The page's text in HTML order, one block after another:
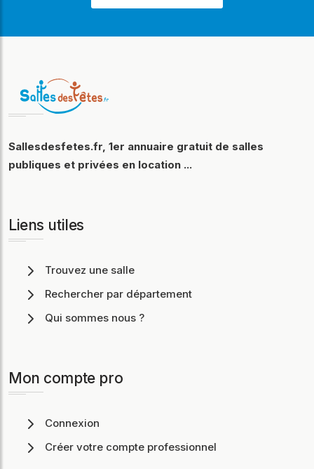
Sallesdesfetes.fr, 1er annuaire gratuit de salles
publiques et privées en location ...
Liens utiles
Trouvez une salle
Rechercher par département
Qui sommes nous ?
Mon compte pro
Connexion
Créer votre compte professionnel